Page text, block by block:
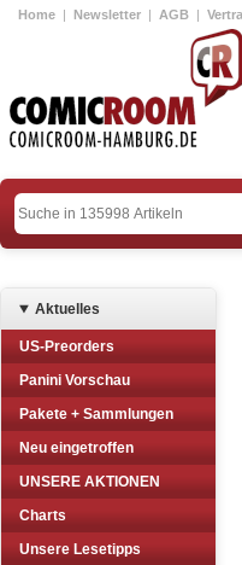
Home | Newsletter | AGB |
Aktuelles
US-Preorders
Panini Vorschau
Pakete + Sammlungen
Neu eingetroffen
UNSERE AKTIONEN
Charts
Unsere Lesetipps